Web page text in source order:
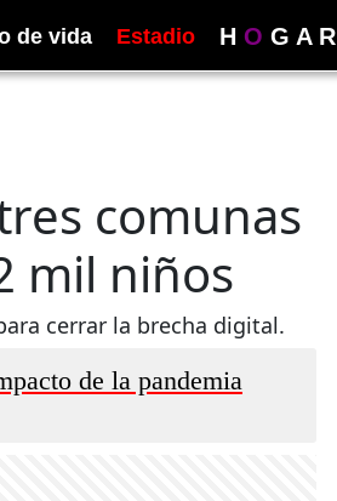
de vida Estadio H O G A R
comunas
mil niños
cerrar la brecha digital.
de la pandemia